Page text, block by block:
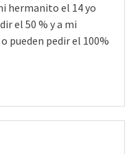
hermanito el 14 yo
el 50 % y a mi
pueden pedir el 100%